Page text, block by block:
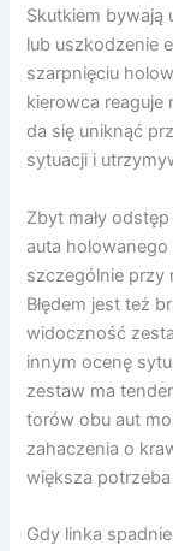
Skutkiem bywają
lub uszkodzenie
szarpnięciu
kierowca reaguje
da się uniknąć
sytuacji i
Zbyt mały
auta holowanego
szczególnie przy
Błędem jest też
widoczność
innym ocenę
zestaw ma
torów obu aut
zahaczenia o
większa
Gdy linka